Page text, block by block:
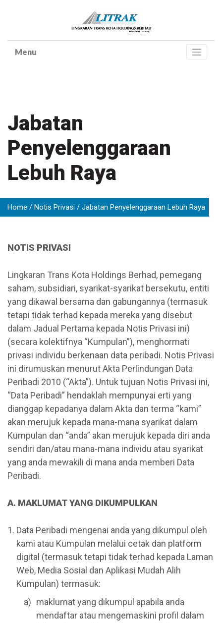
Jabatan
Penyelenggaraan
Lebuh Raya
Home Notis Privasi Jabatan Penyelenggaraan Lebuh Raya
NOTIS PRIVASI
Lingkaran Trans Kota Holdings Berhad, pemegang
saham, subsidiari, syarikat-syarikat bersekutu, entiti
yang dikawal bersama dan gabungannya (termasuk
tetapi tidak terhad kepada mereka yang disebut
dalam Jadual Pertama kepada Notis Privasi ini)
(secara kolektifnya “Kumpulan”), menghormati
privasi individu berkenaan data peribadi. Notis Privasi
ini dirumuskan menurut Akta Perlindungan Data
Peribadi 2010 (“Akta”). Untuk tujuan Notis Privasi ini,
“Data Peribadi” hendaklah mempunyai erti yang
dianggap kepadanya dalam Akta dan terma “kami”
akan merujuk kepada mana-mana syarikat dalam
Kumpulan dan “anda” akan merujuk kepada diri anda
sendiri dan/atau mana-mana individu atau syarikat
yang anda mewakili di mana anda memberi Data
Peribadi.
A. MAKLUMAT YANG DIKUMPULKAN
Data Peribadi mengenai anda yang dikumpul oleh
kami atau Kumpulan melalui cetak dan platform
digital (termasuk tetapi tidak terhad kepada Laman
Web, Media Sosial dan Aplikasi Mudah Alih
Kumpulan) termasuk:
maklumat yang dikumpul apabila anda
mendaftar atau mengemaskini profil dalam